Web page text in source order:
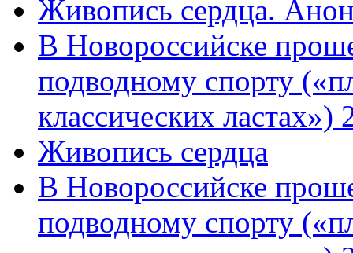
Живопись сердца.
В Новороссийске
подводному спорту
классических
Живопись сердца
В Новороссийске
подводному спорту